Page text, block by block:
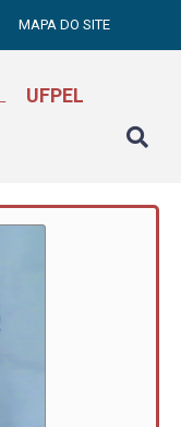
MAPA DO SITE
UFPEL